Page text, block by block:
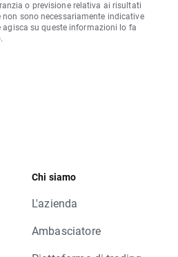
o previsione relativa ai risultati
sono necessariamente indicative
su queste informazioni lo fa
Chi siamo
L'azienda
Ambasciatore